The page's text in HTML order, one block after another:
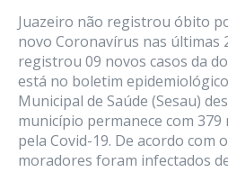
Juazeiro não registrou óbito
novo Coronavírus nas últimas
registrou 09 novos casos da
está no boletim
Municipal de Saúde (Sesau)
município permanece com
pela Covid-19. De acordo com
moradores foram infectados